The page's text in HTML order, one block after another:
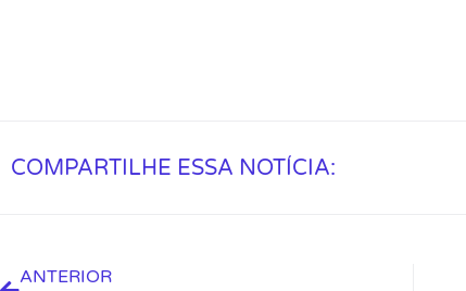
COMPARTILHE ESSA NOTÍCIA:
ANTERIOR